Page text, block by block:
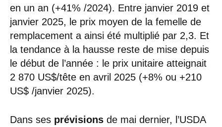
en un an (+41% /2024). Entre janvier 2019 et
janvier 2025, le prix moyen de la femelle de
remplacement a ainsi été multiplié par 2,3. Et
la tendance à la hausse reste de mise depuis
le début de l’année : le prix unitaire atteignait
2 870 US$/tête en avril 2025 (+8% ou +210
US$ /janvier 2025).
Dans ses prévisions de mai dernier, l’USDA